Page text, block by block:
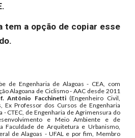
tem a opção de copiar esse
de Engenharia de Alagoas - CEA, com
Alagoana de Ciclismo - AAC desde 2011
Antônio Facchinetti(Engenheiro Civil,
Ex Professor dos Cursos de Engenharia
- CTEC, de Engenharia de Agrimensura do
e Meio Ambiente e de
Faculdade de Arquitetura e Urbanismo,
de Alagoas - UFAL e por fim, Membro